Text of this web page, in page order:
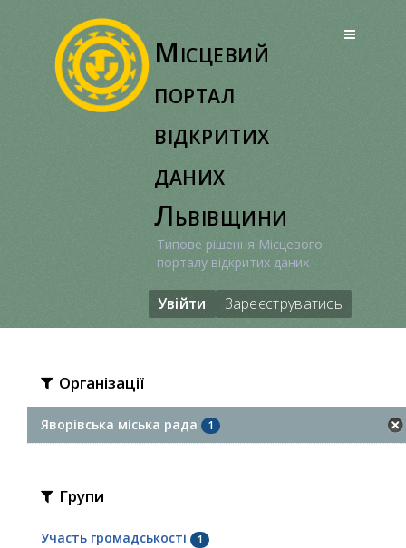
Місцевий
портал
відкритих
даних
Львівщини
Типове рішення Місцевого
порталу відкритих даних
Увійти Зареєструватись
Організації
Яворівська міська рада 1
Групи
Участь громадськості 1